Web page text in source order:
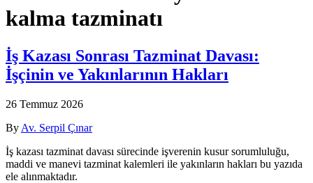
kalma tazminatı
İş Kazası Sonrası Tazminat Davası:
İşçinin ve Yakınlarının Hakları
26 Temmuz 2026
By Av. Serpil Çınar
İş kazası tazminat davası sürecinde işverenin kusur sorumluluğu,
maddi ve manevi tazminat kalemleri ile yakınların hakları bu yazıda
ele alınmaktadır.